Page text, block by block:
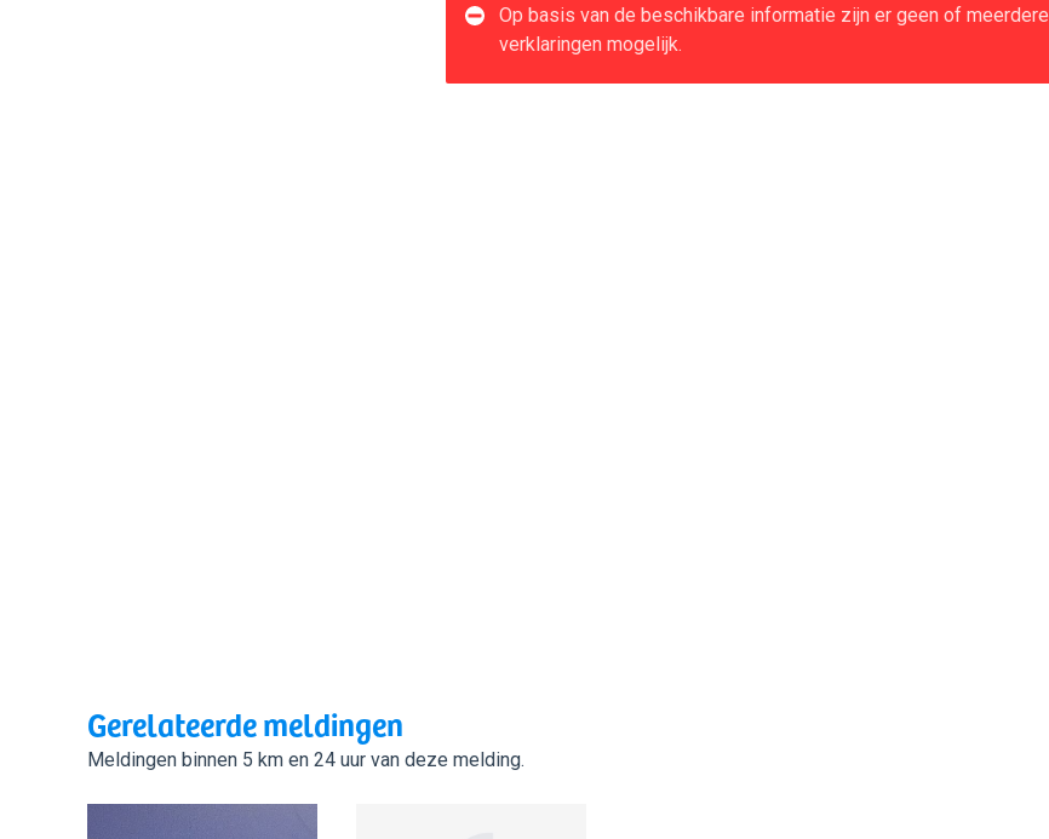
Op basis van de beschikbare informatie zijn er geen of meerdere
verklaringen mogelijk.
Gerelateerde meldingen
Meldingen binnen 5 km en 24 uur van deze melding.